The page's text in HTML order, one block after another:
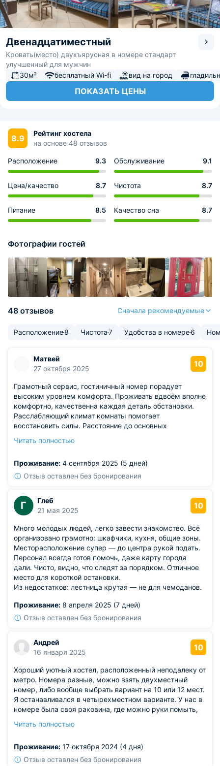
Двенадцатиместный
Кровать(место) двухъярусная в номере стандарт
улучшенный для мужчин
30м²
бесплатный Wi-fi вид на город
ПОКАЗАТЬ ЦЕНЫ
8.9
Рейтинг хостела
на основе 48 отзывов
Расположение 9.3 Обслуживание 9.1
Цена/качество 8.7 Чистота 8.7
Питание 8.5 Качество сна 8.7
Фотографии гостей
48 отзывов Сначала рекомендуемые
Расположение8 Чистота7 Удобства в номере6
Матвей
27 октября 2025
10
Грамотный сервис, гостиничный номер порадует
высоким уровнем комфорта. Проживать вдвоём вполне
комфортно, качественна каждая деталь обстановки.
Расслабляющий климат комнаты помогает
восстановить силы. Расстояние до основных
легко. Служба поддержана на высоте, жалобы
Читать полностью
Проживание: 4 сентября 2025 (5 дней)
Отзыв оставлен без бронирования
Г
Глеб
21 мая 2025
10
Много молодых людей, легко завести знакомство. Всё
организовано грамотно: шкафчики, кухня, общие зоны.
Месторасположение супер — до центра рукой подать.
Персонал всегда готов помочь, даже карту города
дали. Чисто, видно, что следят за порядком. Отличное
место для короткой остановки.
Из недостатков: лестница крутая — не для чемоданов.
Проживание: 8 апреля 2025 (7 дней)
Отзыв оставлен без бронирования
Андрей
16 января 2025
10
Хороший уютный хостел, расположенный неподалеку от
метро. Номера разные, можно взять двухместный
номер, либо вообще выбрать вариант на 10 или 12 мест.
Я останавливался в четырехместном варианте. У нас в
номере была своя раковина, где можно руки помыть,
здесь есть и общая кухня. Душ и туалет на этаже
Читать полностью
Проживание: 17 октября 2024 (4 дня)
Отзыв оставлен без бронирования